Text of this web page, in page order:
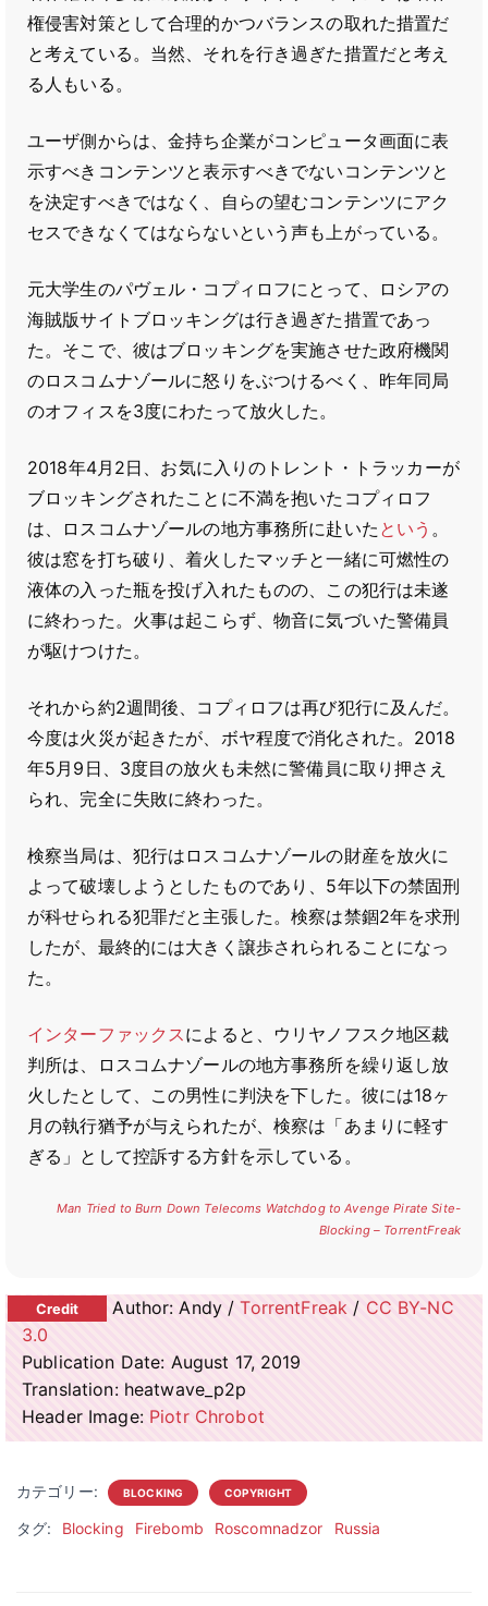
権侵害対策として合理的かつバランスの取れた措置だ
と考えている。当然、それを行き過ぎた措置だと考え
る人もいる。
ユーザ側からは、金持ち企業がコンピュータ画面に表
示すべきコンテンツと表示すべきでないコンテンツと
を決定すべきではなく、自らの望むコンテンツにアク
セスできなくてはならないという声も上がっている。
元大学生のパヴェル・コプィロフにとって、ロシアの
海賊版サイトブロッキングは行き過ぎた措置であっ
た。そこで、彼はブロッキングを実施させた政府機関
のロスコムナゾールに怒りをぶつけるべく、昨年同局
のオフィスを3度にわたって放火した。
2018年4月2日、お気に入りのトレント・トラッカーが
ブロッキングされたことに不満を抱いたコプィロフ
は、ロスコムナゾールの地方事務所に赴いた という 。
彼は窓を打ち破り、着火したマッチと一緒に可燃性の
液体の入った瓶を投げ入れたものの、この犯行は未遂
に終わった。火事は起こらず、物音に気づいた警備員
が駆けつけた。
それから約2週間後、コプィロフは再び犯行に及んだ。
今度は火災が起きたが、ボヤ程度で消化された。2018
年5月9日、3度目の放火も未然に警備員に取り押さえ
られ、完全に失敗に終わった。
検察当局は、犯行はロスコムナゾールの財産を放火に
よって破壊しようとしたものであり、5年以下の禁固刑
が科せられる犯罪だと主張した。検察は禁錮2年を求刑
したが、最終的には大きく譲歩されられることになっ
た。
インターファックスによると、ウリヤノフスク地区裁
判所は、ロスコムナゾールの地方事務所を繰り返し放
火したとして、この男性に判決を下した。彼には18ヶ
月の執行猶予が与えられたが、検察は「あまりに軽す
ぎる」として控訴する方針を示している。
Man Tried to Burn Down Telecoms Watchdog to Avenge Pirate Site-
Blocking – TorrentFreak
Author: Andy /TorrentFreak / CC BY-NC
3.0
Publication Date: August 17, 2019
Translation: heatwave_p2p
Header Image: Piotr Chrobot
カテゴリー: BLOCKING COPYRIGHT
タグ: Blocking Firebomb Roscomnadzor Russia